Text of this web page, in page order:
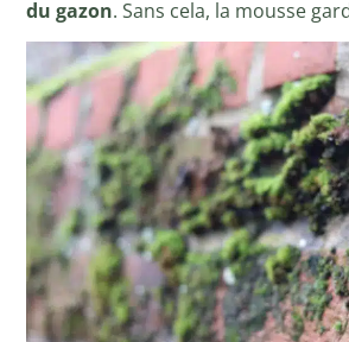
du gazon. Sans cela, la mousse